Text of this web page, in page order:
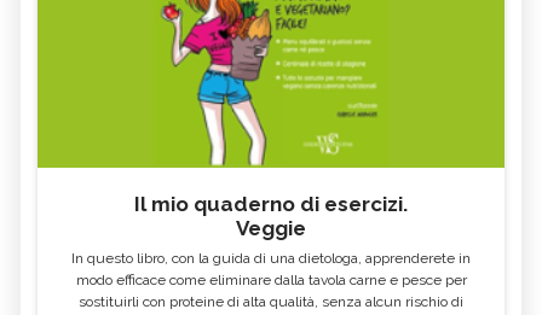
Il mio quaderno di esercizi.
Veggie
In questo libro, con la guida di una dietologa, apprenderete in
modo efficace come eliminare dalla tavola carne e pesce per
sostituirli con proteine di alta qualità, senza alcun rischio di